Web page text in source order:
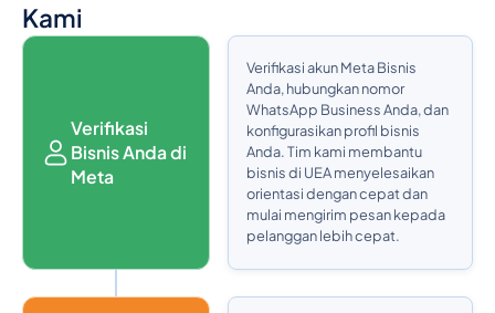
Kami
Verifikasi
Bisnis Anda di
Meta
Verifikasi akun Meta Bisnis
Anda, hubungkan nomor
WhatsApp Business Anda, dan
konfigurasikan profil bisnis
Anda. Tim kami membantu
bisnis di UEA menyelesaikan
orientasi dengan cepat dan
mulai mengirim pesan kepada
pelanggan lebih cepat.